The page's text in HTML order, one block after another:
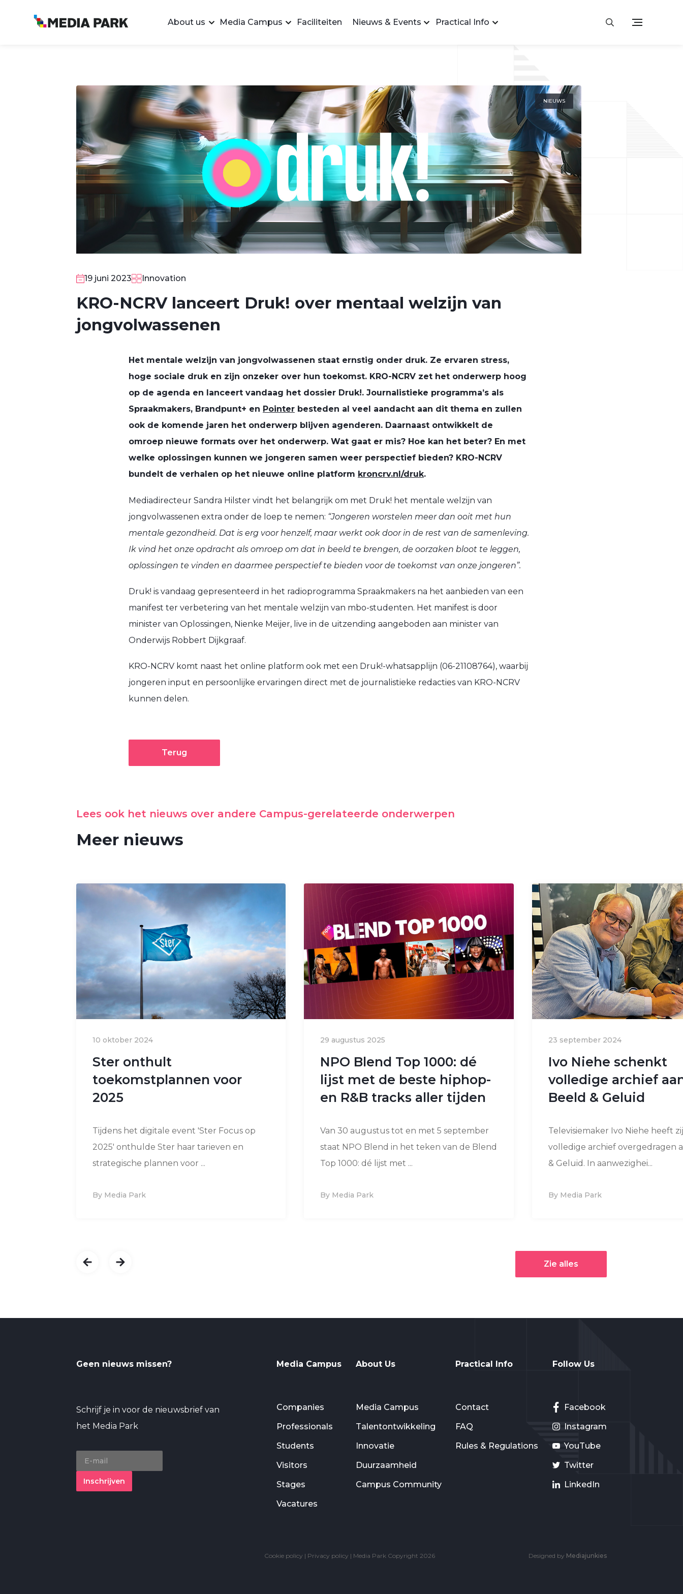
About us Media Campus Faciliteiten Nieuws & Events Practical Info
NIEUWS
19 juni 2023 Innovation
KRO-NCRV lanceert Druk! over mentaal welzijn van
jongvolwassenen
Het mentale welzijn van jongvolwassenen staat ernstig onder druk. Ze ervaren stress,
hoge sociale druk en zijn onzeker over hun toekomst. KRO-NCRV zet het onderwerp hoog
op de agenda en lanceert vandaag het dossier Druk!. Journalistieke programma’s als
Spraakmakers, Brandpunt+ en Pointer besteden al veel aandacht aan dit thema en zullen
ook de komende jaren het onderwerp blijven agenderen. Daarnaast ontwikkelt de
omroep nieuwe formats over het onderwerp. Wat gaat er mis? Hoe kan het beter? En met
welke oplossingen kunnen we jongeren samen weer perspectief bieden? KRO-NCRV
bundelt de verhalen op het nieuwe online platform kroncrv.nl/druk.
Mediadirecteur Sandra Hilster vindt het belangrijk om met Druk! het mentale welzijn van
jongvolwassenen extra onder de loep te nemen: “Jongeren worstelen meer dan ooit met hun
mentale gezondheid. Dat is erg voor henzelf, maar werkt ook door in de rest van de samenleving.
Ik vind het onze opdracht als omroep om dat in beeld te brengen, de oorzaken bloot te leggen,
oplossingen te vinden en daarmee perspectief te bieden voor de toekomst van onze jongeren”.
Druk! is vandaag gepresenteerd in het radioprogramma Spraakmakers na het aanbieden van een
manifest ter verbetering van het mentale welzijn van mbo-studenten. Het manifest is door
minister van Oplossingen, Nienke Meijer, live in de uitzending aangeboden aan minister van
Onderwijs Robbert Dijkgraaf.
KRO-NCRV komt naast het online platform ook met een Druk!-whatsapplijn (06-21108764), waarbij
jongeren input en persoonlijke ervaringen direct met de journalistieke redacties van KRO-NCRV
kunnen delen.
Terug
Lees ook het nieuws over andere Campus-gerelateerde onderwerpen
Meer nieuws
10 oktober 2024
Ster onthult
toekomstplannen voor
2025
Tijdens het digitale event 'Ster Focus op
2025' onthulde Ster haar tarieven en
strategische plannen voor ...
By Media Park
29 augustus 2025
NPO Blend Top 1000: dé
lijst met de beste hiphop-
en R&B tracks aller tijden
Van 30 augustus tot en met 5 september
staat NPO Blend in het teken van de Blend
Top 1000: dé lijst met ...
By Media Park
23 september 2024
Ivo Niehe schenkt
volledige archief
Beeld & Geluid
Televisiemaker Ivo Niehe heeft
volledige archief overgedragen
& Geluid. In aanwezighei...
By Media Park
Zie alles
Geen nieuws missen?
Schrijf je in voor de nieuwsbrief van
het Media Park
Inschrijven
Media Campus
Companies
Professionals
Students
Visitors
Stages
Vacatures
About Us
Media Campus
Talentontwikkeling
Innovatie
Duurzaamheid
Campus Community
Practical Info
Contact
FAQ
Rules & Regulations
Follow Us
Facebook
Instagram
YouTube
Twitter
LinkedIn
Cookie policy | Privacy policy | Media Park Copyright 2026 Designed by Mediajunkies